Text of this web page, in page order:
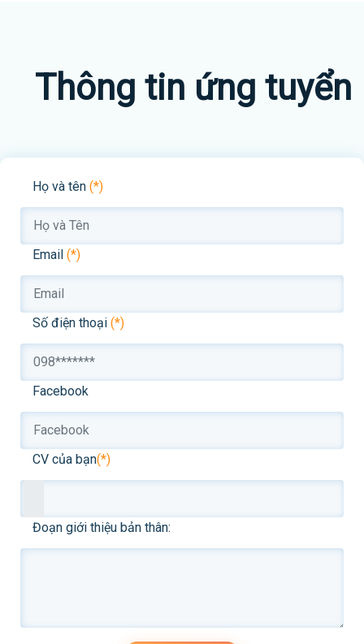
Thông tin ứng tuyển
Họ và tên (*)
Email (*)
Số điện thoại (*)
Facebook
CV của bạn(*)
Đoạn giới thiệu bản thân: